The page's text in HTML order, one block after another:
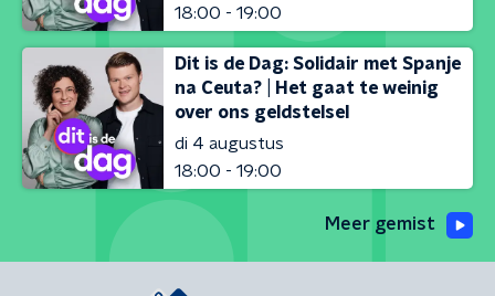
18:00 - 19:00
Dit is de Dag: Solidair met Spanje
na Ceuta? | Het gaat te weinig
over ons geldstelsel
di 4 augustus
18:00 - 19:00
Meer gemist